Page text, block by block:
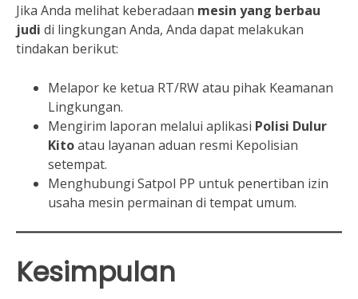
Jika Anda melihat keberadaan mesin yang berbau
judi di lingkungan Anda, Anda dapat melakukan
tindakan berikut:
Melapor ke ketua RT/RW atau pihak Keamanan
Lingkungan.
Mengirim laporan melalui aplikasi Polisi Dulur
Kitoatau layanan aduan resmi Kepolisian
setempat.
Menghubungi Satpol PP untuk penertiban izin
usaha mesin permainan di tempat umum.
Kesimpulan